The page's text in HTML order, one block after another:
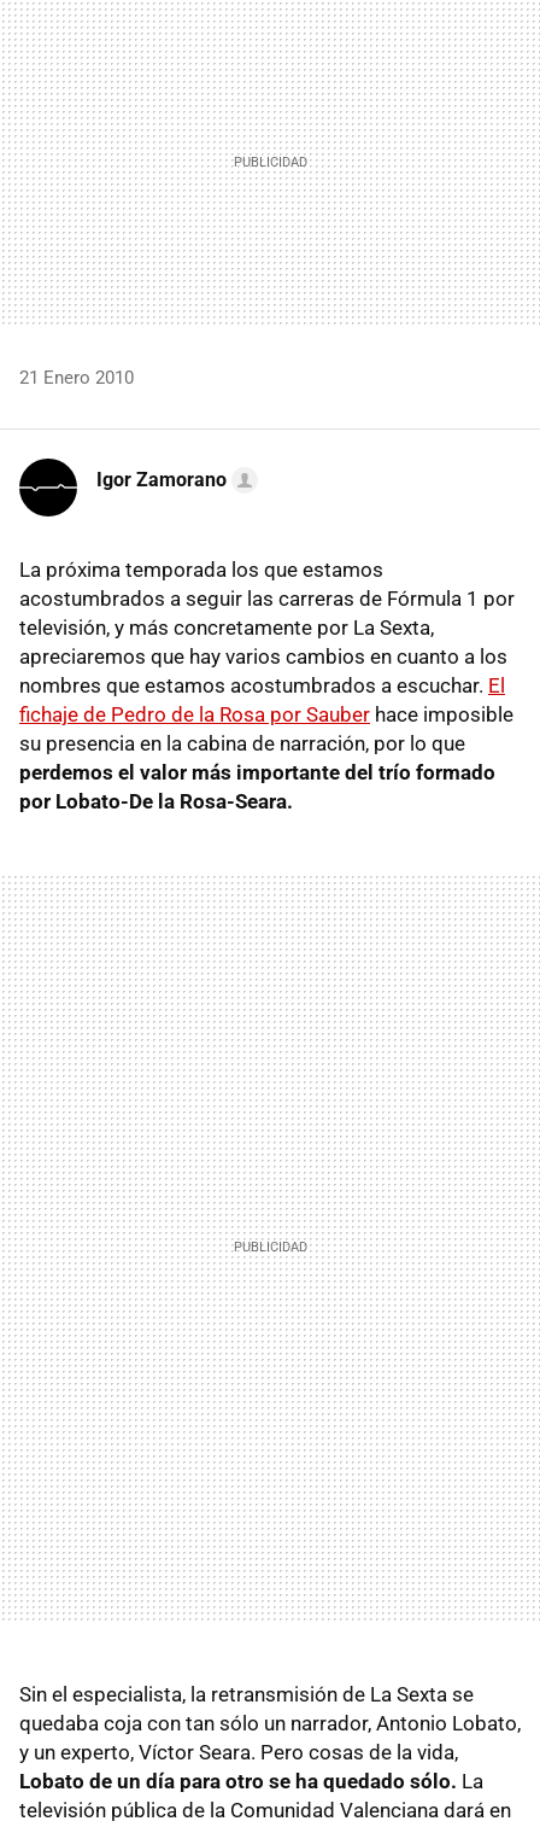
MAIL
21 Enero 2010
Igor Zamorano
La próxima temporada los que estamos
acostumbrados a seguir las carreras de Fórmula 1 por
televisión, y más concretamente por La Sexta,
apreciaremos que hay varios cambios en cuanto a los
nombres que estamos acostumbrados a escuchar. El
fichaje de Pedro de la Rosa por Sauber hace imposible
su presencia en la cabina de narración, por lo que
perdemos el valor más importante del trío formado
por Lobato-De la Rosa-Seara.
Sin el especialista, la retransmisión de La Sexta se
quedaba coja con tan sólo un narrador, Antonio Lobato,
y un experto, Víctor Seara. Pero cosas de la vida,
Lobato de un día para otro se ha quedado sólo. La
televisión pública de la Comunidad Valenciana dará en